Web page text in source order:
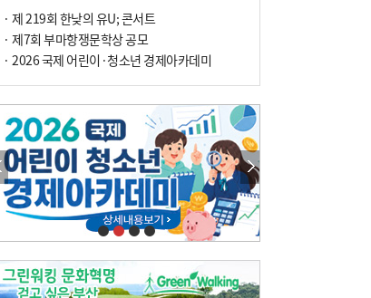
팩트체크[전체보기]
의령 한우산 털중나리
한 손 뉴스[전체보기]
시민이 개발한 폭염 대응 앱 ‘그늘로’ 길안내 지도 등 인기
골목 맛집 발굴 고메 셀렉션…부산시, 페스티벌 시월 연계
오늘의 날씨-[전체보기]
오늘의 날씨- 2026년 8월 7일
오늘의 날씨- 2026년 8월 6일
우리 결혼해요-[전체보기]
우리 결혼해요- 김홍윤·정세빈 커플
· 제 219회 한낮의 유U; 콘서트
· 제7회 부마항쟁문학상 공모
· 2026 국제 어린이·청소년 경제아카데미